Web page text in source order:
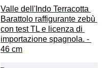
Valle dell'Indo Terracotta
Barattolo raffigurante zebù
con test TL e licenza di
importazione spagnola. -
46 cm